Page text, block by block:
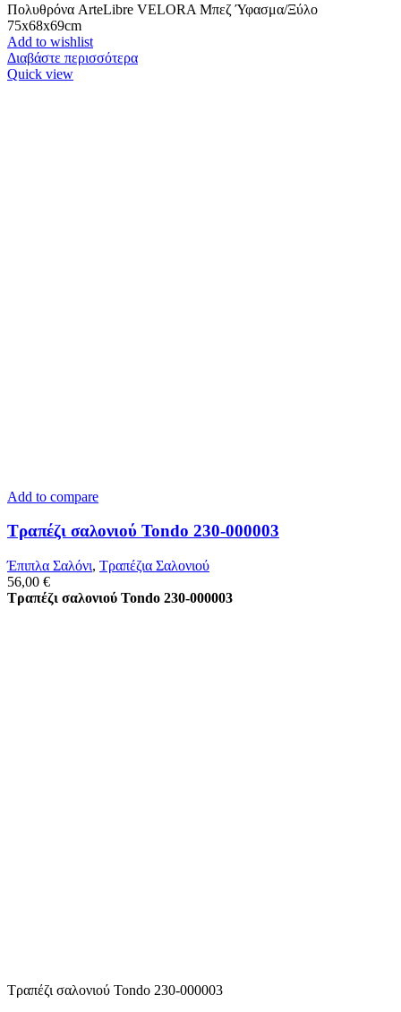
Πολυθρόνα ArteLibre VELORA Μπεζ Ύφασμα/Ξύλο
75x68x69cm
Add to wishlist
Διαβάστε περισσότερα
Quick view
Add to compare
Τραπέζι σαλονιού Tondo 230-000003
Έπιπλα Σαλόνι, Τραπέζια Σαλονιού
56,00 €
Τραπέζι σαλονιού Tondo 230-000003
Τραπέζι σαλονιού Tondo 230-000003